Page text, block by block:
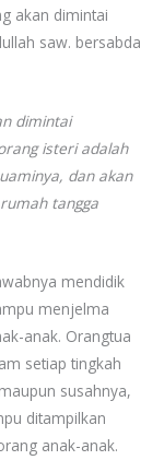
akan dimintai
saw. bersabda
dimintai
isteri adalah
dan akan
tangga
mendidik
menjelma
anak. Orangtua
setiap tingkah
susahnya,
ditampilkan
anak-anak.